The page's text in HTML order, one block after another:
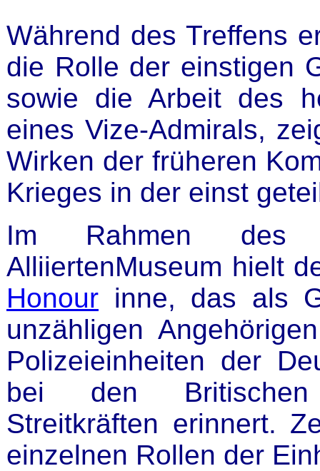
Während des Treffens
die Rolle der einstigen
sowie die Arbeit des
eines Vize-Admirals,
Wirken der früheren
Krieges in der einst
Im Rahmen des
AlliiertenMuseum hielt
Honour inne, das als
unzähligen
Polizeieinheiten der
bei den Britischen
Streitkräften erinnert.
einzelnen Rollen der